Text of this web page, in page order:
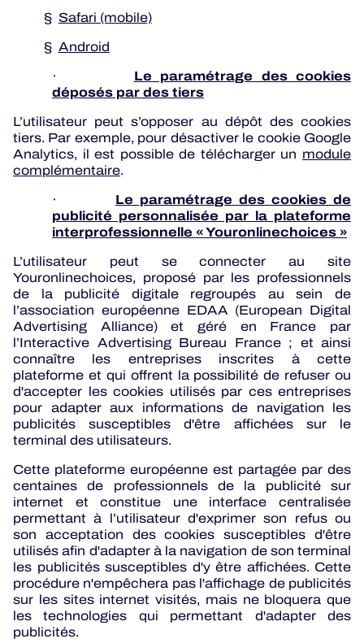
§ Safari (mobile)
§ Android
· Le paramétrage des cookies
déposés par des tiers
L’utilisateur peut s’opposer au dépôt des cookies
tiers. Par exemple, pour désactiver le cookie Google
Analytics, il est possible de télécharger un module
complémentaire.
· Le paramétrage des cookies de
publicité personnalisée par la plateforme
interprofessionnelle «Youronlinechoices»
L’utilisateur peut se connecter au site
Youronlinechoices, proposé par les professionnels
de la publicité digitale regroupés au sein de
l’association européenne EDAA (European Digital
Advertising Alliance) et géré en France par
l’Interactive Advertising Bureau France ; et ainsi
connaître les entreprises inscrites à cette
plateforme et qui offrent la possibilité de refuser ou
d'accepter les cookies utilisés par ces entreprises
pour adapter aux informations de navigation les
publicités susceptibles d'être affichées sur le
terminal des utilisateurs.
Cette plateforme européenne est partagée par des
centaines de professionnels de la publicité sur
internet et constitue une interface centralisée
permettant à l’utilisateur d'exprimer son refus ou
son acceptation des cookies susceptibles d'être
utilisés afin d'adapter à la navigation de son terminal
les publicités susceptibles d'y être affichées. Cette
procédure n'empêchera pas l'affichage de publicités
sur les sites internet visités, mais ne bloquera que
les technologies qui permettant d'adapter des
publicités.